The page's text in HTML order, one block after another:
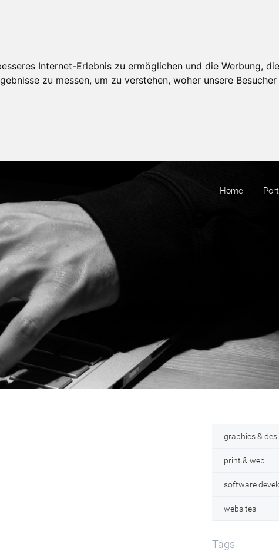
Internet-Erlebnis zu ermöglichen und die Werbung,
zu messen, um zu verstehen, woher unsere
Home
graphics &
print & web
software
websites
Tags